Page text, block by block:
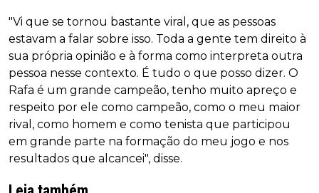
"Vi que se tornou bastante viral, que as pessoas
estavam a falar sobre isso. Toda a gente tem direito à
sua própria opinião e à forma como interpreta outra
pessoa nesse contexto. É tudo o que posso dizer. O
Rafa é um grande campeão, tenho muito apreço e
respeito por ele como campeão, como o meu maior
rival, como homem e como tenista que participou
em grande parte na formação do meu jogo e nos
resultados que alcancei", disse.